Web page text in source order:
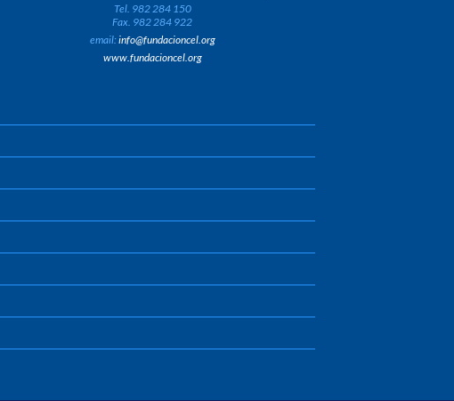
Tel. 982 284 150
Fax. 982 284 922
email:info@fundacioncel.org
www.fundacioncel.org